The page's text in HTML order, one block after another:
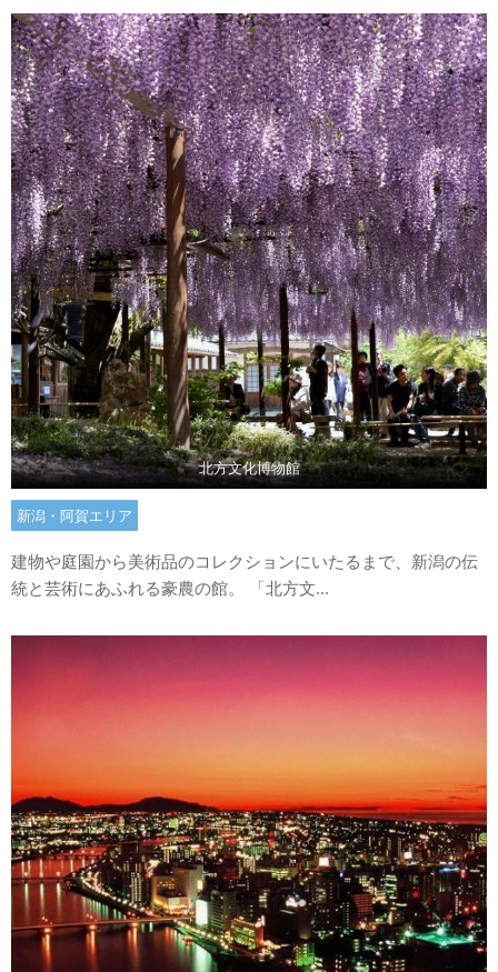
北方文化博物館
新潟・阿賀エリア
建物や庭園から美術品のコレクションにいたるまで、新潟の伝
統と芸術にあふれる豪農の館。 「北方文...